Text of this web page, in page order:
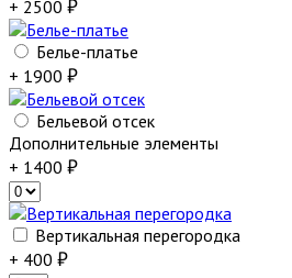
+ 2500
Белье-платье
+ 1900
Бельевой отсек
Дополнительные элементы
+ 1400
Вертикальная перегородка
+ 400